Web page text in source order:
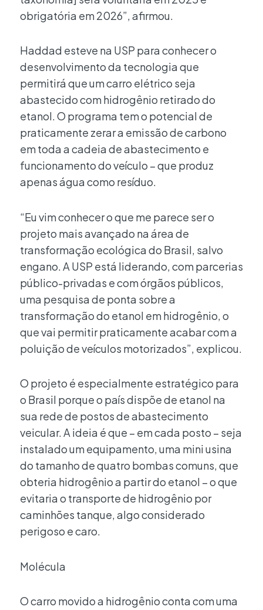
obrigatória em 2026”, afirmou.
Haddad esteve na USP para conhecer o
desenvolvimento da tecnologia que
permitirá que um carro elétrico seja
abastecido com hidrogênio retirado do
etanol. O programa tem o potencial de
praticamente zerar a emissão de carbono
em toda a cadeia de abastecimento e
funcionamento do veículo – que produz
apenas água como resíduo.
“Eu vim conhecer o que me parece ser o
projeto mais avançado na área de
transformação ecológica do Brasil, salvo
engano. A USP está liderando, com parcerias
público-privadas e com órgãos públicos,
uma pesquisa de ponta sobre a
transformação do etanol em hidrogênio, o
que vai permitir praticamente acabar com a
poluição de veículos motorizados”, explicou.
O projeto é especialmente estratégico para
o Brasil porque o país dispõe de etanol na
sua rede de postos de abastecimento
veicular. A ideia é que – em cada posto – seja
instalado um equipamento, uma mini usina
do tamanho de quatro bombas comuns, que
obteria hidrogênio a partir do etanol – o que
evitaria o transporte de hidrogênio por
caminhões tanque, algo considerado
perigoso e caro.
Molécula
O carro movido a hidrogênio conta com uma